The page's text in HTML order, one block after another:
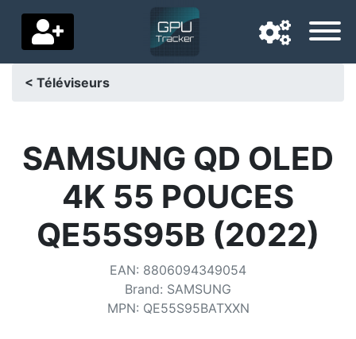
Pays de livraison
Baisses de prix
Paramètres
< Téléviseurs
SAMSUNG QD OLED
4K 55 POUCES
QE55S95B (2022)
EAN: 8806094349054
Brand: SAMSUNG
MPN: QE55S95BATXXN